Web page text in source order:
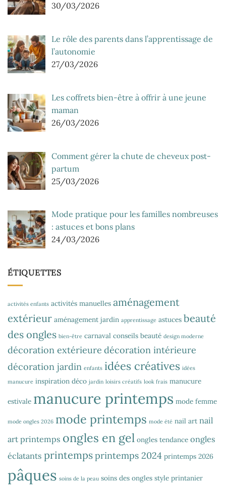
30/03/2026
Le rôle des parents dans l’apprentissage de
l’autonomie
27/03/2026
Les coffrets bien-être à offrir à une jeune
maman
26/03/2026
Comment gérer la chute de cheveux post-
partum
25/03/2026
Mode pratique pour les familles nombreuses
: astuces et bons plans
24/03/2026
ÉTIQUETTES
activités enfants activités manuelles aménagement
extérieur aménagement jardin apprentissage astuces beauté
des ongles bien-être carnaval conseils beauté design moderne
décoration extérieure décoration intérieure
décoration jardin enfants idées créatives idées
manucure inspiration déco jardin loisirs créatifs look frais manucure
estivale manucure printemps mode femme
mode ongles 2026 mode printemps mode été nail art nail
art printemps ongles en gel ongles tendance ongles
éclatants printempsprintemps 2024 printemps 2026
pâques soins de la peau soins des ongles style printanier